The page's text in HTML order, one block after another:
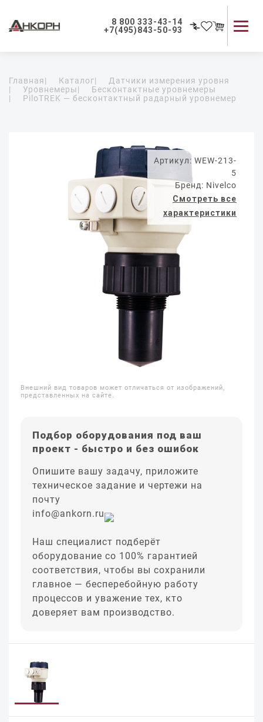
8 800 333-43-14
+7(495)843-50-93
Применение приборов
Как мы работаем
Главная| Каталог|
Датчики измерения уровня
|
Уровнемеры|
Бесконтактные уровнемеры
|
PiloTREK — бесконтактный радарный уровнемер
Артикул: WEW-213-
5
Бренд: Nivelco
Смотреть все
характеристики
Внешний вид товаров может отличаться от изображений,
представленных на сайте.
Подбор оборудования под ваш
проект - быстро и без ошибок
Опишите вашу задачу, приложите
техническое задание и чертежи на
почту
info@ankorn.ru
Наш специалист подберёт
оборудование со 100% гарантией
соответствия, чтобы вы сохранили
главное — бесперебойную работу
процессов и уважение тех, кто
доверяет вам производство.